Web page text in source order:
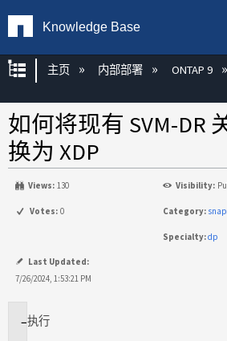
Knowledge Base
扩展/隐缩全局层次
主页 内部部署 ONTAP 9
如何将现有 SVM-DR
换为 XDP
Views: 130 Visibility:
Votes: 0 Category:
Specialty:dp
Last Updated:
7/26/2024, 1:53:21 PM
适
执行